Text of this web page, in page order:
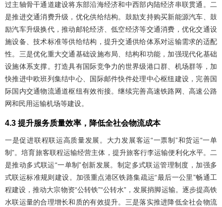
过主轴骨干通道建设将东部沿海经济和中西部内陆经济串联贯通。二
是推进交通消费升级，优化供给结构。鼓励支持购买新能源汽车、鼓
励汽车升级换代，推动邮轮经济、低空经济等交通消费，优化交通设
施设备、技术标准等供给结构，提升交通供给体系对运输需求的适配
性。三是优化重大交通基础设施布局、结构和功能，加强现代化基础
设施体系支撑。打造具有国际竞争力的世界级港口群、机场群等，加
快推进中欧班列集结中心、国际邮件快件处理中心枢纽建设，完善国
际国内交通物流通道枢纽有效衔接。继续完善高速铁路网、高速公路
网和民用运输机场等建设。
4.3 提升服务质量效率，降低全社会物流成本
一是促进联程联运高质量发展。大力发展客运“一票制”和货运“一单
制”。培育旅客联程运输经营主体，提升旅客行李运输便利化水平。二
是推动多式联运“一单制”创新发展。制定多式联运管理制度，加强多
式联运标准规则建设。加强重点港区铁路集疏运“最后一公里”畅通工
程建设，推动大宗物资“公转铁”“公转水”，发展捎脚运输。逐步提高铁
水联运量的合理增长和质的有效提升。三是落实推进降低全社会物流